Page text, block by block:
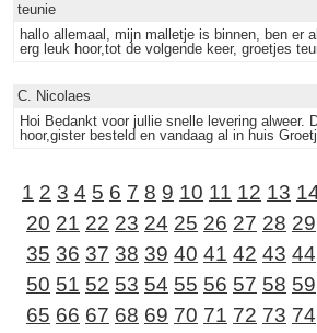
teunie
hallo allemaal, mijn malletje is binnen, ben er
erg leuk hoor,tot de volgende keer, groetjes
C. Nicolaes
Hoi Bedankt voor jullie snelle levering alweer.
hoor,gister besteld en vandaag al in huis
1 2 3 4 5 6 7 8 9 10 11 12 13
20 21 22 23 24 25 26 27 28 29
35 36 37 38 39 40 41 42 43 44
50 51 52 53 54 55 56 57 58 59
65 66 67 68 69 70 71 72 73 74